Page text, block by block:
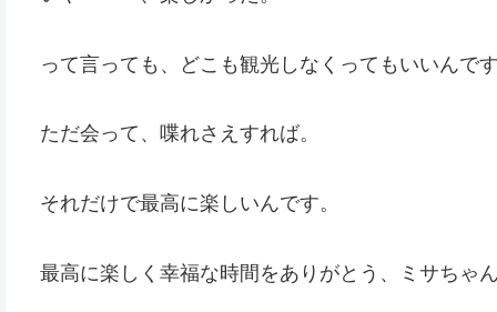
って言っても、どこも観光しなくってもいいんです
ただ会って、喋れさえすれば。
それだけで最高に楽しいんです。
最高に楽しく幸福な時間をありがとう、ミサちゃん